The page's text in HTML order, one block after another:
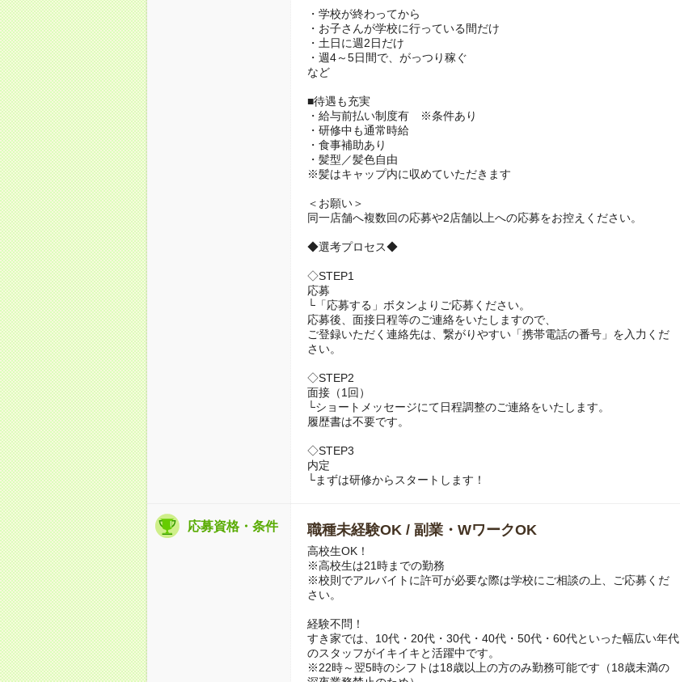
・学校が終わってから
・お子さんが学校に行っている間だけ
・土日に週2日だけ
・週4～5日間で、がっつり稼ぐ
など
■待遇も充実
・給与前払い制度有 ※条件あり
・研修中も通常時給
・食事補助あり
・髪型／髪色自由
※髪はキャップ内に収めていただきます
＜お願い＞
同一店舗へ複数回の応募や2店舗以上への応募をお控えください。
◆選考プロセス◆
◇STEP1
応募
└「応募する」ボタンよりご応募ください。
応募後、面接日程等のご連絡をいたしますので、
ご登録いただく連絡先は、繋がりやすい「携帯電話の番号」を入力くだ
さい。
◇STEP2
面接（1回）
└ショートメッセージにて日程調整のご連絡をいたします。
履歴書は不要です。
◇STEP3
内定
└まずは研修からスタートします！
応募資格・条件 職種未経験OK / 副業・WワークOK
高校生OK！
※高校生は21時までの勤務
※校則でアルバイトに許可が必要な際は学校にご相談の上、ご応募くだ
さい。
経験不問！
すき家では、10代・20代・30代・40代・50代・60代といった幅広い年代
のスタッフがイキイキと活躍中です。
※22時～翌5時のシフトは18歳以上の方のみ勤務可能です（18歳未満の